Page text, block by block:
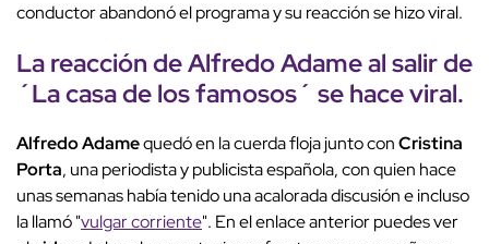
conductor abandonó el programa y su reacción se hizo viral.
La reacción de Alfredo Adame al salir de
´La casa de los famosos´ se hace viral.
Alfredo Adamequedó en la cuerda floja junto conCristina
Porta, una periodista y publicista española, con quien hace
unas semanas había tenido una acalorada discusión e incluso
la llamó "vulgar corriente". En el enlace anterior puedes ver